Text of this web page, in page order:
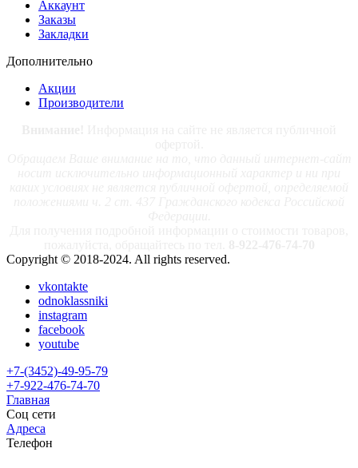
Аккаунт
Заказы
Закладки
Дополнительно
Акции
Производители
Copyright © 2018-2024. All rights reserved.
vkontakte
odnoklassniki
instagram
facebook
youtube
+7-(3452)-49-95-79
+7-922-476-74-70
Главная
Соц сети
Адреса
Телефон